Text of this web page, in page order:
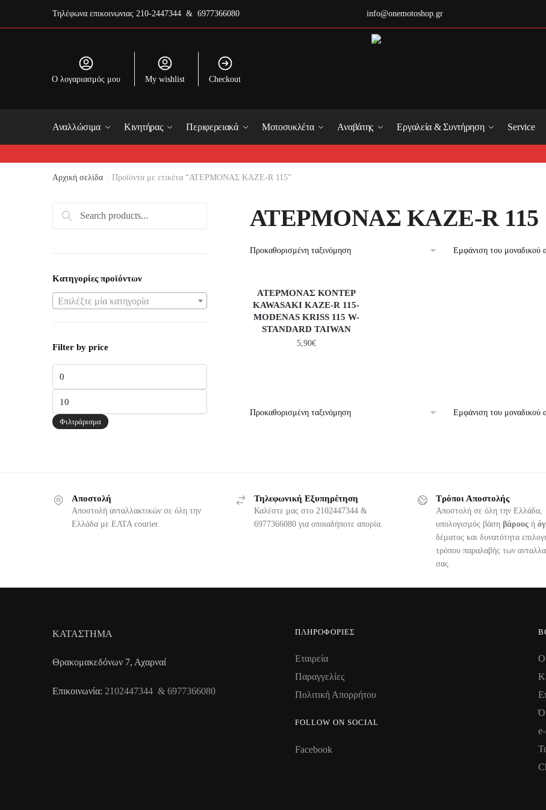
Τηλέφωνα επικοινωνιας 210-2447344 & 6977366080 info@onemotoshop.gr
O λογαριασμός μου My wishlist Checkout
Αναλλώσιμα Κινητήρας Περιφερειακά Μοτοσυκλέτα Αναβάτης Εργαλεία & Συντήρηση Service
Αρχική σελίδα Προϊόντα με ετικέτα “ΑΤΕΡΜΟΝΑΣ KAZE-R 115”
ΑΤΕΡΜΟΝΑΣ KAZE-R 115
Εμφάνιση του μοναδικού
ΑΤΕΡΜΟΝΑΣ ΚΟΝΤΕΡ
KAWASAKI KAZE-R 115-
MODENAS KRISS 115 W-
STANDARD TAIWAN
5,90€
Εμφάνιση του μοναδικού
Αναζήτηση
Κατηγορίες προϊόντων
Επιλέξτε μία κατηγορία
Filter by price
Ελάχιστη
τιμή
τιμή
Φιλτράρισμα
Αποστολή
Αποστολή ανταλλακτικών σε όλη την
Ελλάδα με ΕΛΤΑ courier.
Τηλεφωνική Εξυπηρέτηση
Καλέστε μας στο 2102447344 &
6977366080 για οποιαδήποτε απορία.
Τρόποι Αποστολής
Αποστολή σε όλη την Ελλάδα,
υπολογισμός βάση βάρους ή
δέματος και δυνατότητα
τρόπου παραλαβής των
σας.
ΚΑΤΑΣΤΗΜΑ
Θρακομακεδόνων 7, Αχαρναί
Επικοινωνία: 2102447344 & 6977366080
ΠΛΗΡΟΦΟΡΊΕΣ
Εταιρεία
Παραγγελίες
Πολιτική Απορρήτου
FOLLOW ON SOCIAL
Facebook
Ο